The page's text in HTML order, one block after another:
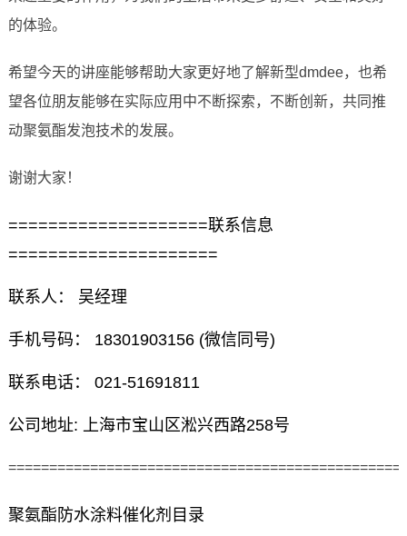
的体验。
希望今天的讲座能够帮助大家更好地了解新型dmdee，也希
望各位朋友能够在实际应用中不断探索，不断创新，共同推
动聚氨酯发泡技术的发展。
谢谢大家！
====================联系信息
=====================
联系人： 吴经理
手机号码： 18301903156 (微信同号)
联系电话： 021-51691811
公司地址: 上海市宝山区淞兴西路258号
聚氨酯防水涂料催化剂目录